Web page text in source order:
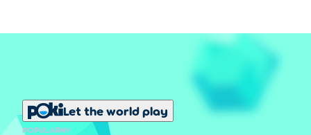
Let the world play
POPULARNY